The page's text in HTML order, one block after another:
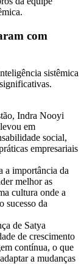
com
sistêmica
Indra Nooyi
em
social,
empresariais
a importância da
melhor as
cultura onde a
sucesso da
de Satya
de crescimento
contínua, o que
a mudanças